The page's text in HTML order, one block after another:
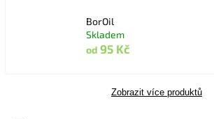
BorOil
Skladem
od 95 Kč
Zobrazit více produktů